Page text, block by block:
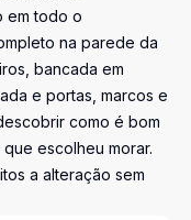
em todo o
na parede da
bancada em
e portas, marcos e
como é bom
escolheu morar.
a alteração sem